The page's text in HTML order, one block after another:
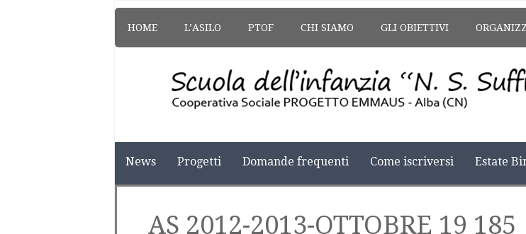
HOME L’ASILO PTOF CHI SIAMO GLI OBIETTIVI
News Progetti Domande frequenti Come iscriversi Estate
_AS 2012-2013-OTTOBRE 19 185